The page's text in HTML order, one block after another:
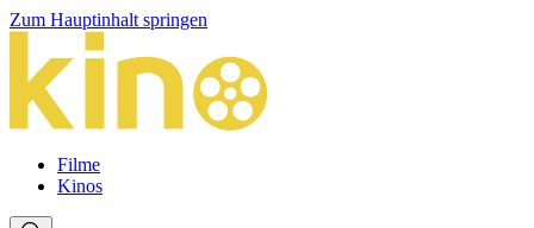
Zum Hauptinhalt springen
Filme
Kinos